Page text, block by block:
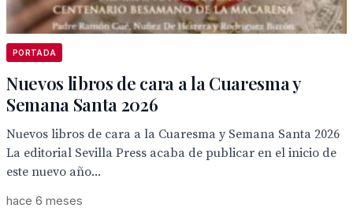
PORTADA
Nuevos libros de cara a la Cuaresma y
Semana Santa 2026
Nuevos libros de cara a la Cuaresma y Semana Santa 2026
La editorial Sevilla Press acaba de publicar en el inicio de
este nuevo año...
hace 6 meses